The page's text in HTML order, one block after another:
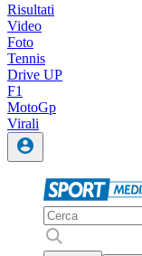
Risultati
Video
Foto
Tennis
Drive UP
F1
MotoGp
Virali